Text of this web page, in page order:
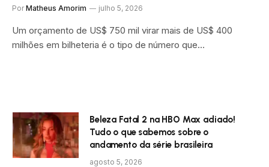
Por Matheus Amorim julho 5, 2026
Um orçamento de US$ 750 mil virar mais de US$ 400
milhões em bilheteria é o tipo de número que…
Beleza Fatal 2 na HBO Max adiado!
Tudo o que sabemos sobre o
andamento da série brasileira
agosto 5, 2026